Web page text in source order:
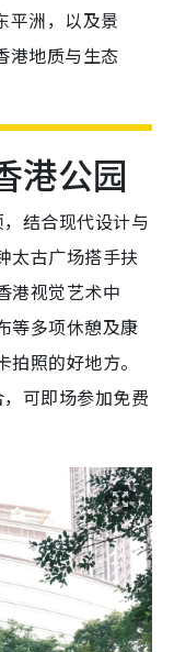
平洲，以及景
港地质与生态
港公园
结合现代设计与
太古广场搭手扶
港视觉艺术中
等多项休憩及康
照的好地方。
可即场参加免费